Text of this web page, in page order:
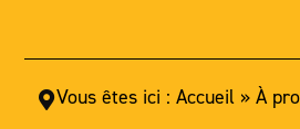
Vous êtes ici : Accueil » À